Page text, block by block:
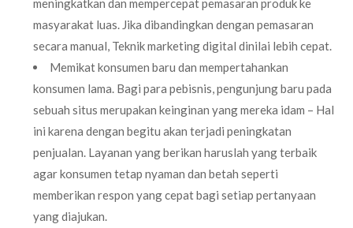
meningkatkan dan mempercepat pemasaran produk ke
masyarakat luas. Jika dibandingkan dengan pemasaran
secara manual, Teknik marketing digital dinilai lebih cepat.
Memikat konsumen baru dan mempertahankan
konsumen lama. Bagi para pebisnis, pengunjung baru pada
sebuah situs merupakan keinginan yang mereka idam – Hal
ini karena dengan begitu akan terjadi peningkatan
penjualan. Layanan yang berikan haruslah yang terbaik
agar konsumen tetap nyaman dan betah seperti
memberikan respon yang cepat bagi setiap pertanyaan
yang diajukan.